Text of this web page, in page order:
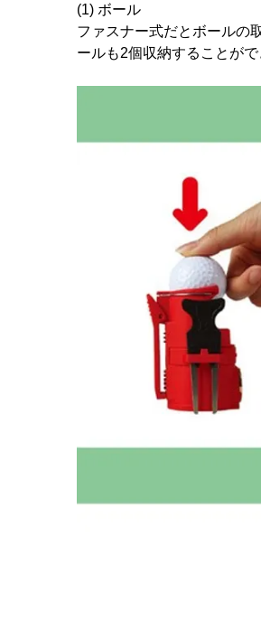
(1) ボール
ファスナー式だとボールの
ールも2個収納することが